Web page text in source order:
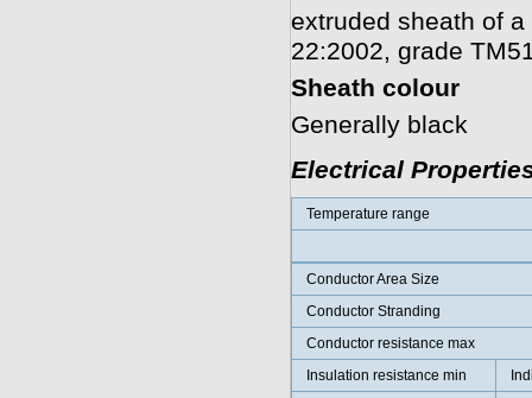
extruded sheath of
22:2002, grade
Sheath colour
Generally black
Electrical
Temperature range
Conductor Area Size
Conductor Stranding
Conductor resistance max
Insulation resistance min